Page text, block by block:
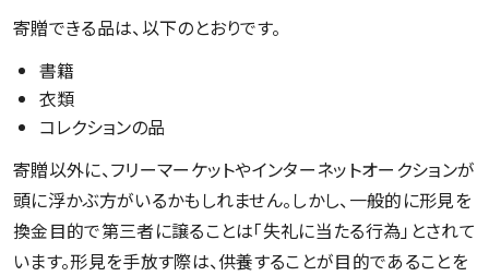
寄贈できる品は、以下のとおりです。
書籍
衣類
コレクションの品
寄贈以外に、フリーマーケットやインターネットオークションが
頭に浮かぶ方がいるかもしれません。しかし、一般的に形見を
換金目的で第三者に譲ることは「失礼に当たる行為」とされて
います。形見を手放す際は、供養することが目的であることを